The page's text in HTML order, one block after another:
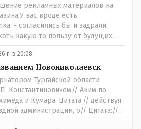
рекламных материалов на
вас вроде есть
- согласились бы и задрали
какую то пользу от будущих
с паршивой овцы хоть
эта тётенька платила бы не со
партийных денег.- думаю
бы.
г. в 20:08
Новониколаевск
Тургайской области
Константиновичем// Аким по
и Кумара. Цитата:// действуя
администрации, о// Цитата://